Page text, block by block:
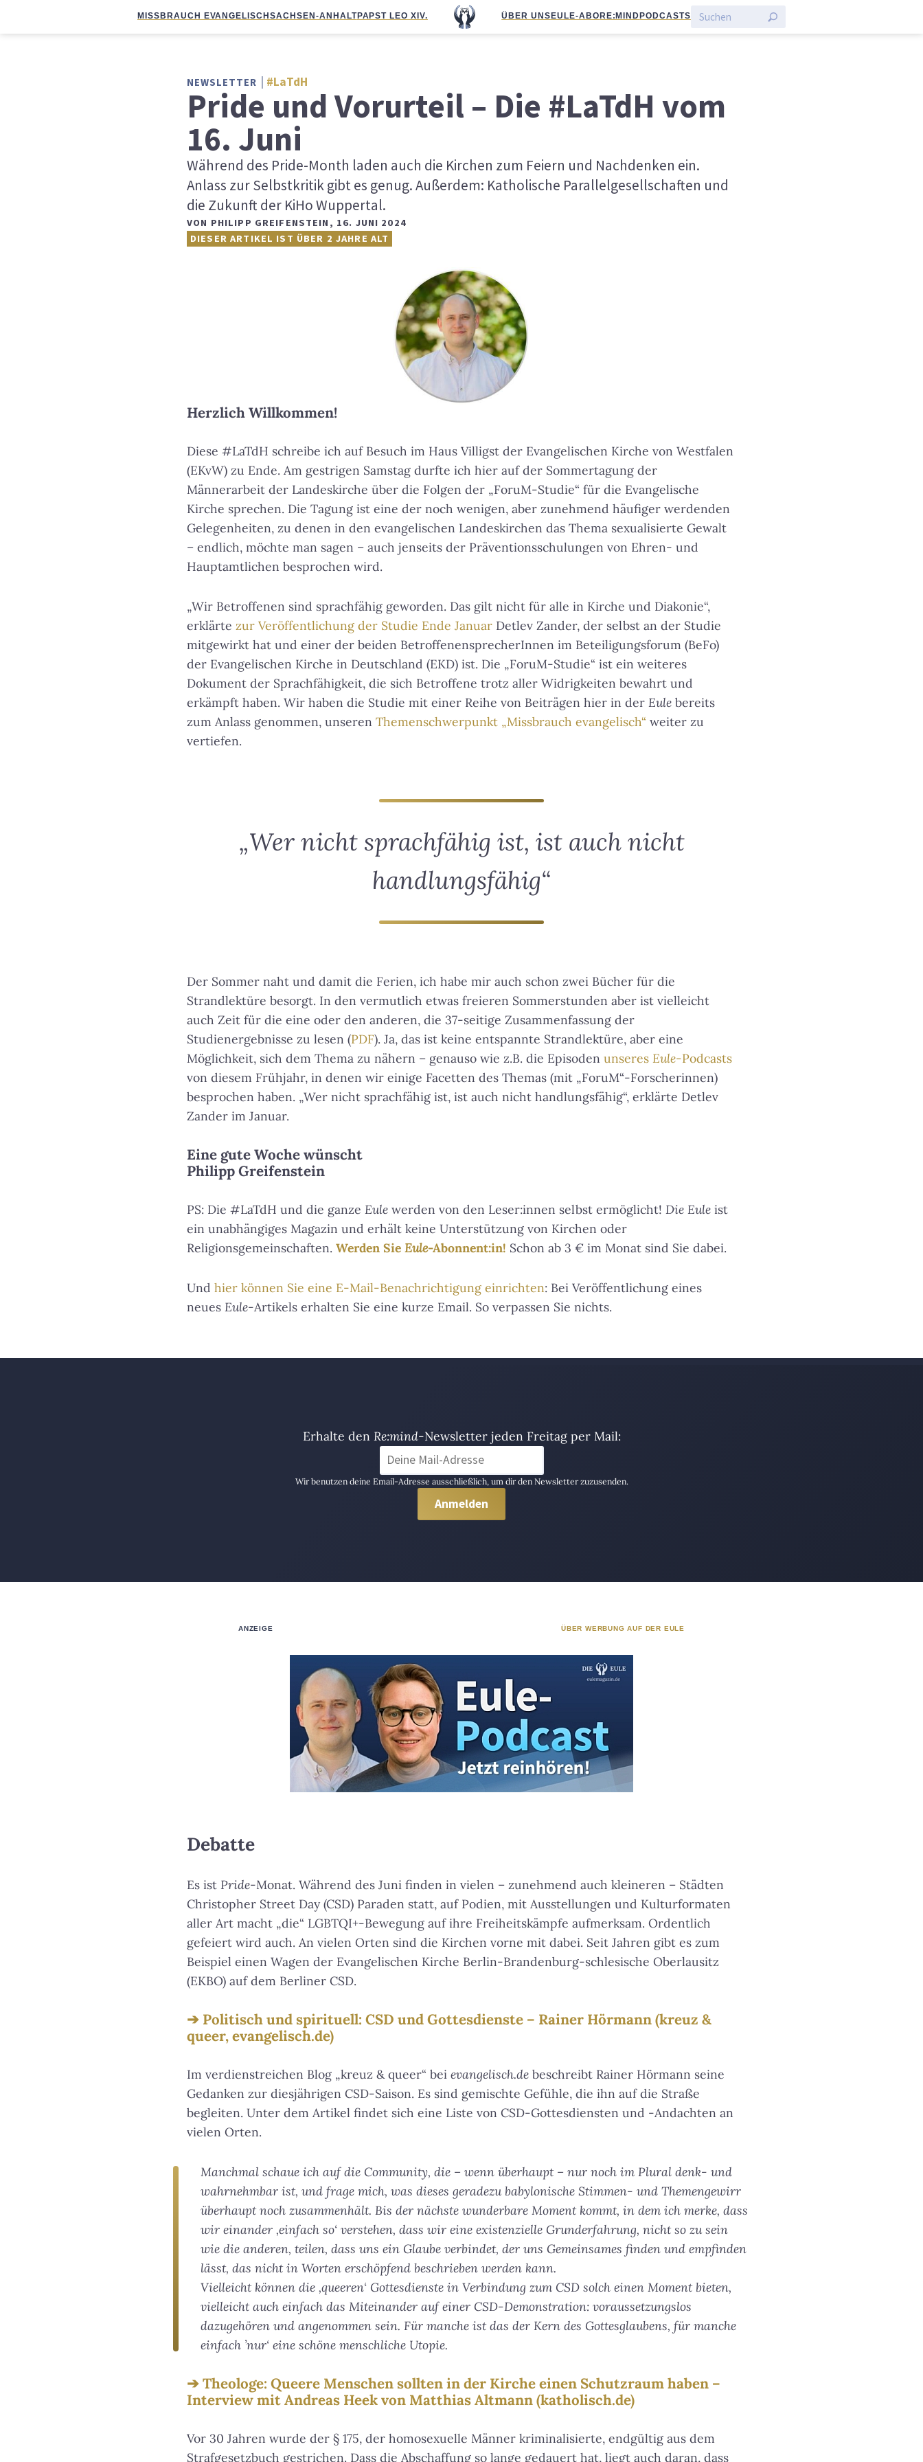
MISSBRAUCH EVANGELISCHSACHSEN-ANHALTPAPST LEO XIV. ÜBER UNS EULE-ABO RE:MIND PODCASTS
NEWSLETTER #LaTdH
Pride und Vorurteil – Die #LaTdH vom
16. Juni
Während des Pride-Month laden auch die Kirchen zum Feiern und Nachdenken ein.
Anlass zur Selbstkritik gibt es genug. Außerdem: Katholische Parallelgesellschaften und
die Zukunft der KiHo Wuppertal.
VON PHILIPP GREIFENSTEIN , 16. JUNI 2024
DIESER ARTIKEL IST ÜBER 2 JAHRE ALT
Herzlich Willkommen!
Diese #LaTdH schreibe ich auf Besuch im Haus Villigst der Evangelischen Kirche von Westfalen
(EKvW) zu Ende. Am gestrigen Samstag durfte ich hier auf der Sommertagung der
Männerarbeit der Landeskirche über die Folgen der „ForuM-Studie“ für die Evangelische
Kirche sprechen. Die Tagung ist eine der noch wenigen, aber zunehmend häufiger werdenden
Gelegenheiten, zu denen in den evangelischen Landeskirchen das Thema sexualisierte Gewalt
– endlich, möchte man sagen – auch jenseits der Präventionsschulungen von Ehren- und
Hauptamtlichen besprochen wird.
„Wir Betroffenen sind sprachfähig geworden. Das gilt nicht für alle in Kirche und Diakonie“,
erklärte zur Veröffentlichung der Studie Ende Januar Detlev Zander, der selbst an der Studie
mitgewirkt hat und einer der beiden BetroffenensprecherInnen im Beteiligungsforum (BeFo)
der Evangelischen Kirche in Deutschland (EKD) ist. Die „ForuM-Studie“ ist ein weiteres
Dokument der Sprachfähigkeit, die sich Betroffene trotz aller Widrigkeiten bewahrt und
erkämpft haben. Wir haben die Studie mit einer Reihe von Beiträgen hier in der Eule bereits
zum Anlass genommen, unseren Themenschwerpunkt „Missbrauch evangelisch“ weiter zu
vertiefen.
„Wer nicht sprachfähig ist, ist auch nicht
handlungsfähig“
Der Sommer naht und damit die Ferien, ich habe mir auch schon zwei Bücher für die
Strandlektüre besorgt. In den vermutlich etwas freieren Sommerstunden aber ist vielleicht
auch Zeit für die eine oder den anderen, die 37-seitige Zusammenfassung der
Studienergebnisse zu lesen (PDF). Ja, das ist keine entspannte Strandlektüre, aber eine
Möglichkeit, sich dem Thema zu nähern – genauso wie z.B. die Episoden unseres Eule-Podcasts
von diesem Frühjahr, in denen wir einige Facetten des Themas (mit „ForuM“-Forscherinnen)
besprochen haben. „Wer nicht sprachfähig ist, ist auch nicht handlungsfähig“, erklärte Detlev
Zander im Januar.
Eine gute Woche wünscht
Philipp Greifenstein
PS: Die #LaTdH und die ganze Eule werden von den Leser:innen selbst ermöglicht! Die Eule ist
ein unabhängiges Magazin und erhält keine Unterstützung von Kirchen oder
Religionsgemeinschaften. Werden Sie Eule-Abonnent:in! Schon ab 3 € im Monat sind Sie dabei.
Und hier können Sie eine E-Mail-Benachrichtigung einrichten: Bei Veröffentlichung eines
neues Eule-Artikels erhalten Sie eine kurze Email. So verpassen Sie nichts.
Erhalte den Re:mind-Newsletter jeden Freitag per Mail:
Wir benutzen deine Email-Adresse ausschließlich, um dir den Newsletter zuzusenden.
ANZEIGE ÜBER WERBUNG AUF DER EULE
Debatte
Es ist Pride-Monat. Während des Juni finden in vielen – zunehmend auch kleineren – Städten
Christopher Street Day (CSD) Paraden statt, auf Podien, mit Ausstellungen und Kulturformaten
aller Art macht „die“ LGBTQI+-Bewegung auf ihre Freiheitskämpfe aufmerksam. Ordentlich
gefeiert wird auch. An vielen Orten sind die Kirchen vorne mit dabei. Seit Jahren gibt es zum
Beispiel einen Wagen der Evangelischen Kirche Berlin-Brandenburg-schlesische Oberlausitz
(EKBO) auf dem Berliner CSD.
Politisch und spirituell: CSD und Gottesdienste – Rainer Hörmann (kreuz &
queer, evangelisch.de)
Im verdienstreichen Blog „kreuz & queer“ bei evangelisch.de beschreibt Rainer Hörmann seine
Gedanken zur diesjährigen CSD-Saison. Es sind gemischte Gefühle, die ihn auf die Straße
begleiten. Unter dem Artikel findet sich eine Liste von CSD-Gottesdiensten und -Andachten an
vielen Orten.
Manchmal schaue ich auf die Community, die – wenn überhaupt – nur noch im Plural denk- und
wahrnehmbar ist, und frage mich, was dieses geradezu babylonische Stimmen- und Themengewirr
überhaupt noch zusammenhält. Bis der nächste wunderbare Moment kommt, in dem ich merke, dass
wir einander ‚einfach so‘ verstehen, dass wir eine existenzielle Grunderfahrung, nicht so zu sein
wie die anderen, teilen, dass uns ein Glaube verbindet, der uns Gemeinsames finden und empfinden
lässt, das nicht in Worten erschöpfend beschrieben werden kann.
Vielleicht können die ‚queeren‘ Gottesdienste in Verbindung zum CSD solch einen Moment bieten,
vielleicht auch einfach das Miteinander auf einer CSD-Demonstration: voraussetzungslos
dazugehören und angenommen sein. Für manche ist das der Kern des Gottesglaubens, für manche
einfach ’nur‘ eine schöne menschliche Utopie.
Theologe: Queere Menschen sollten in der Kirche einen Schutzraum haben –
Interview mit Andreas Heek von Matthias Altmann (katholisch.de)
Vor 30 Jahren wurde der § 175, der homosexuelle Männer kriminalisierte, endgültig aus dem
Strafgesetzbuch gestrichen. Dass die Abschaffung so lange gedauert hat, liegt auch daran, dass